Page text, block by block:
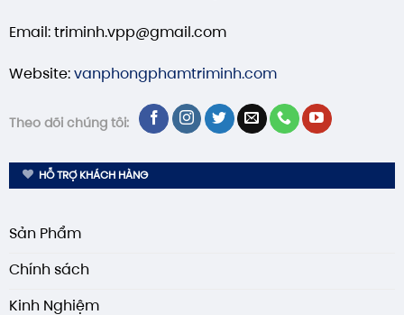
Email: triminh.vpp@gmail.com
Website:vanphongphamtriminh.com
Theo dõi chúng tôi:
HỖ TRỢ KHÁCH HÀNG
Sản Phẩm
Chính sách
Kinh Nghiệm